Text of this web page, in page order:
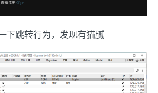
下跳转行为，发现有猫腻